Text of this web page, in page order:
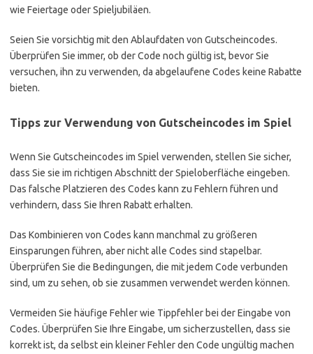
wie Feiertage oder Spieljubiläen.
Seien Sie vorsichtig mit den Ablaufdaten von Gutscheincodes.
Überprüfen Sie immer, ob der Code noch gültig ist, bevor Sie
versuchen, ihn zu verwenden, da abgelaufene Codes keine Rabatte
bieten.
Tipps zur Verwendung von Gutscheincodes im Spiel
Wenn Sie Gutscheincodes im Spiel verwenden, stellen Sie sicher,
dass Sie sie im richtigen Abschnitt der Spieloberfläche eingeben.
Das falsche Platzieren des Codes kann zu Fehlern führen und
verhindern, dass Sie Ihren Rabatt erhalten.
Das Kombinieren von Codes kann manchmal zu größeren
Einsparungen führen, aber nicht alle Codes sind stapelbar.
Überprüfen Sie die Bedingungen, die mit jedem Code verbunden
sind, um zu sehen, ob sie zusammen verwendet werden können.
Vermeiden Sie häufige Fehler wie Tippfehler bei der Eingabe von
Codes. Überprüfen Sie Ihre Eingabe, um sicherzustellen, dass sie
korrekt ist, da selbst ein kleiner Fehler den Code ungültig machen